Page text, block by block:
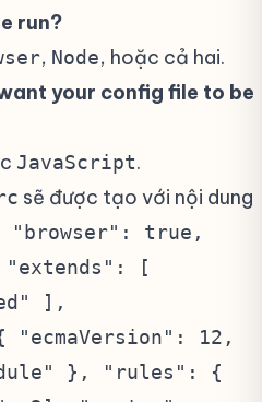
run?
, Node, hoặc cả hai.
your config file to be
JavaScript.
sẽ được tạo với nội dung
true,
[
],
12,
}, "rules": {